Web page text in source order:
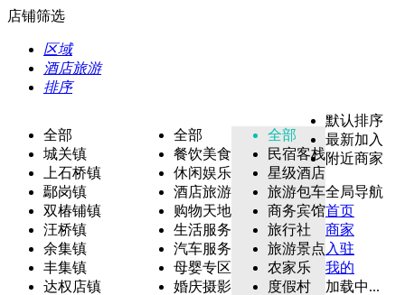
店铺筛选
区域
酒店旅游
排序
全部
城关镇
上石桥镇
鄢岗镇
双椿铺镇
汪桥镇
余集镇
丰集镇
达权店镇
全部
餐饮美食
休闲娱乐
酒店旅游
购物天地
生活服务
汽车服务
母婴专区
婚庆摄影
全部
民宿客栈
星级酒店
旅游包车
商务宾馆
旅行社
旅游景点
农家乐
度假村
默认排序
最新加入
附近商家
全局导航
首页
商家
入驻
我的
加载中...